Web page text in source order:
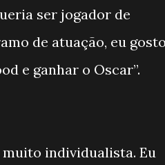
ser jogador de
de atuação, eu
e ganhar o Oscar”.
muito individualista. Eu